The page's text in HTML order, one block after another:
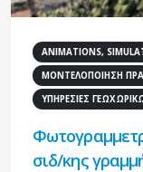
ANIMATIONS,
ΜΟΝΤΕΛΟΠΟΙΗΣΗ
ΥΠΗΡΕΣΙΕΣ
σιδ/κης